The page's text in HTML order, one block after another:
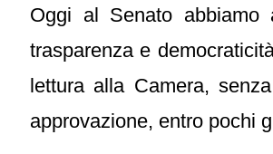
Oggi al Senato abbiamo
trasparenza e
lettura alla Camera,
approvazione, entro pochi